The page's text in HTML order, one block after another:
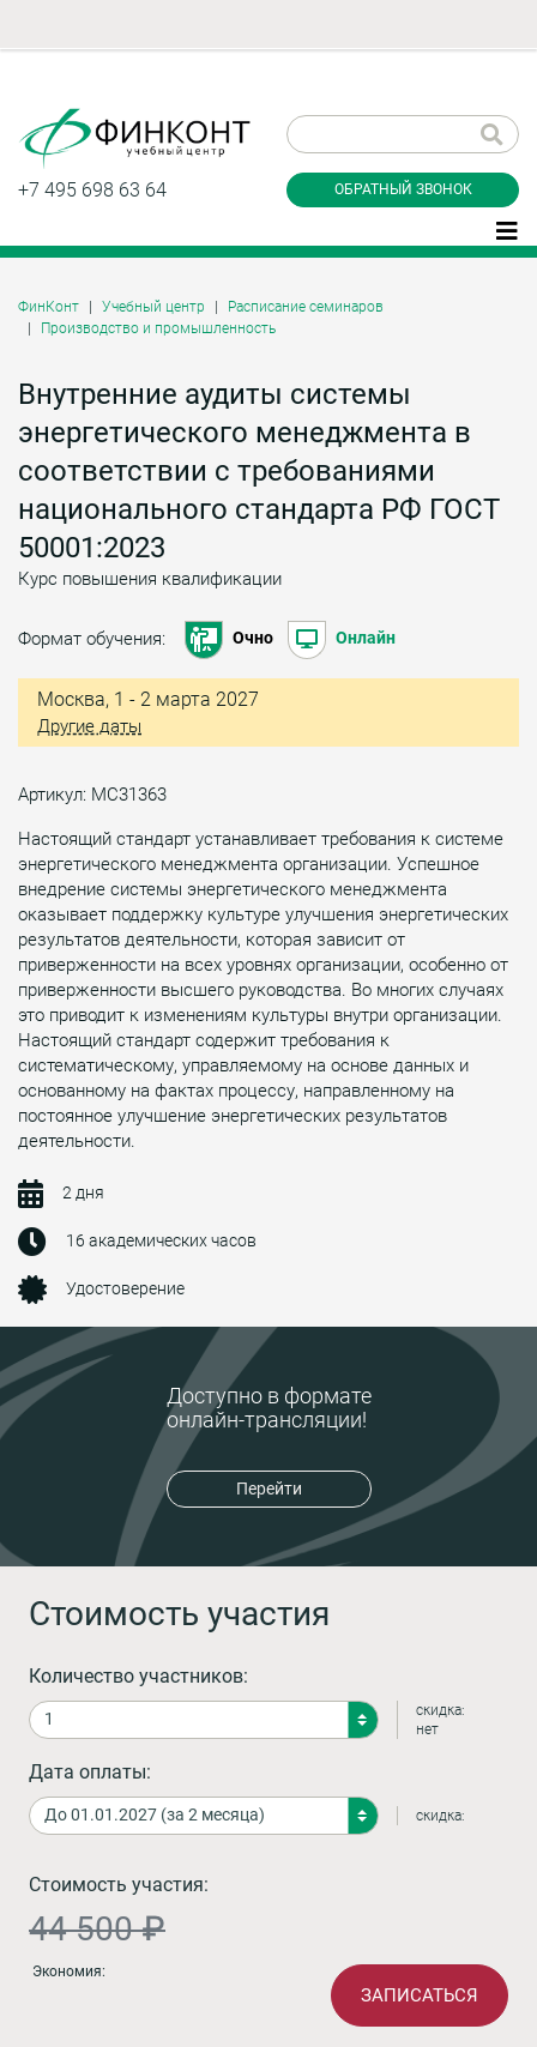
+7 495 698 63 64 ОБРАТНЫЙ ЗВОНОК
Доступно в формате
онлайн-трансляции!
Перейти
ФинКонт Учебный центр
Расписание семинаров
Производство и промышленность
Внутренние аудиты системы
энергетического менеджмента в
соответствии с требованиями
национального стандарта РФ ГОСТ
50001:2023
Курс повышения квалификации
Формат обучения: Очно Онлайн
Москва, 1 - 2 марта 2027
Другие даты
Артикул: МС31363
Настоящий стандарт устанавливает требования к системе
энергетического менеджмента организации. Успешное
внедрение системы энергетического менеджмента
оказывает поддержку культуре улучшения энергетических
результатов деятельности, которая зависит от
приверженности на всех уровнях организации, особенно от
приверженности высшего руководства. Во многих случаях
это приводит к изменениям культуры внутри организации.
Настоящий стандарт содержит требования к
систематическому, управляемому на основе данных и
основанному на фактах процессу, направленному на
постоянное улучшение энергетических результатов
деятельности.
2 дня
16 академических часов
Удостоверение
Стоимость участия
Количество участников:
скидка:
нет
Дата оплаты:
скидка:
Стоимость участия:
44 500 ₽
Экономия:
ЗАПИСАТЬСЯ
звонок
Даю согласие на обработку персональных
Заказать